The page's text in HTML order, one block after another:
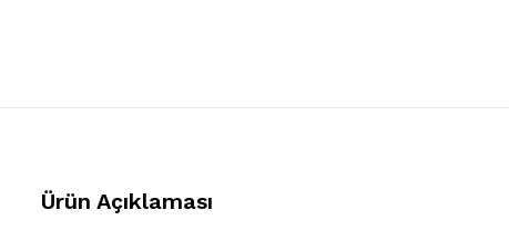
Ürün Açıklaması